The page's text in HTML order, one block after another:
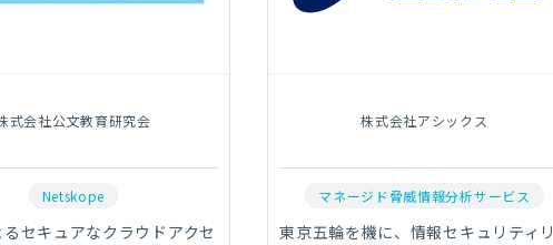
式会社公文教育研究会
Netskope
セキュアなクラウドアクセ
株式会社アシックス
マネージド脅威情報分析サービス
東京五輪を機に、情報セキュリティリ